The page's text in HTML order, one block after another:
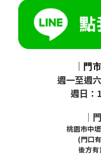
｜ 門市
週一至週
週日
｜
桃園市中
(門口
後方有